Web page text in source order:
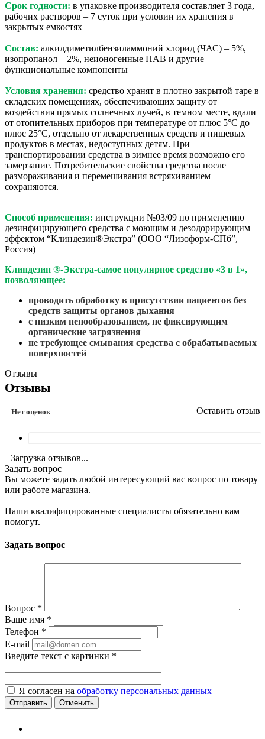
Срок годности: в упаковке производителя составляет 3 года,
рабочих растворов – 7 суток при условии их хранения в
закрытых емкостях
Состав: алкилдиметилбензиламмоний хлорид (ЧАС) – 5%,
изопропанол – 2%, неионогенные ПАВ и другие
функциональные компоненты
Условия хранения: средство хранят в плотно закрытой таре в
складских помещениях, обеспечивающих защиту от
воздействия прямых солнечных лучей, в темном месте, вдали
от отопительных приборов при температуре от плюс 5°С до
плюс 25°С, отдельно от лекарственных средств и пищевых
продуктов в местах, недоступных детям. При
транспортировании средства в зимнее время возможно его
замерзание. Потребительские свойства средства после
размораживания и перемешивания встряхиванием
сохраняются.
Способ применения: инструкции №03/09 по применению
дезинфицирующего средства с моющим и дезодорирующим
эффектом “Клиндезин®Экстра” (ООО “Лизоформ-СПб”,
Россия)
Клиндезин ®-Экстра-самое популярное средство «3 в 1»,
позволяющее:
проводить обработку в присутствии пациентов без
средств защиты органов дыхания
с низким пенообразованием, не фиксирующим
органические загрязнения
не требующее смывания средства с обрабатываемых
поверхностей
Отзывы
Отзывы
Нет оценок Оставить отзыв
Загрузка отзывов...
Задать вопрос
Вы можете задать любой интересующий вас вопрос по товару
или работе магазина.
Наши квалифицированные специалисты обязательно вам
помогут.
Задать вопрос
Вопрос *
Ваше имя *
Телефон *
E-mail
Введите текст с картинки *
Я согласен на обработку персональных данных
Отменить